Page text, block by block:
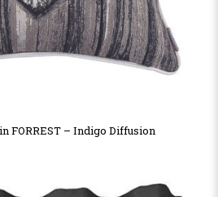
FORREST – Indigo Diffusion